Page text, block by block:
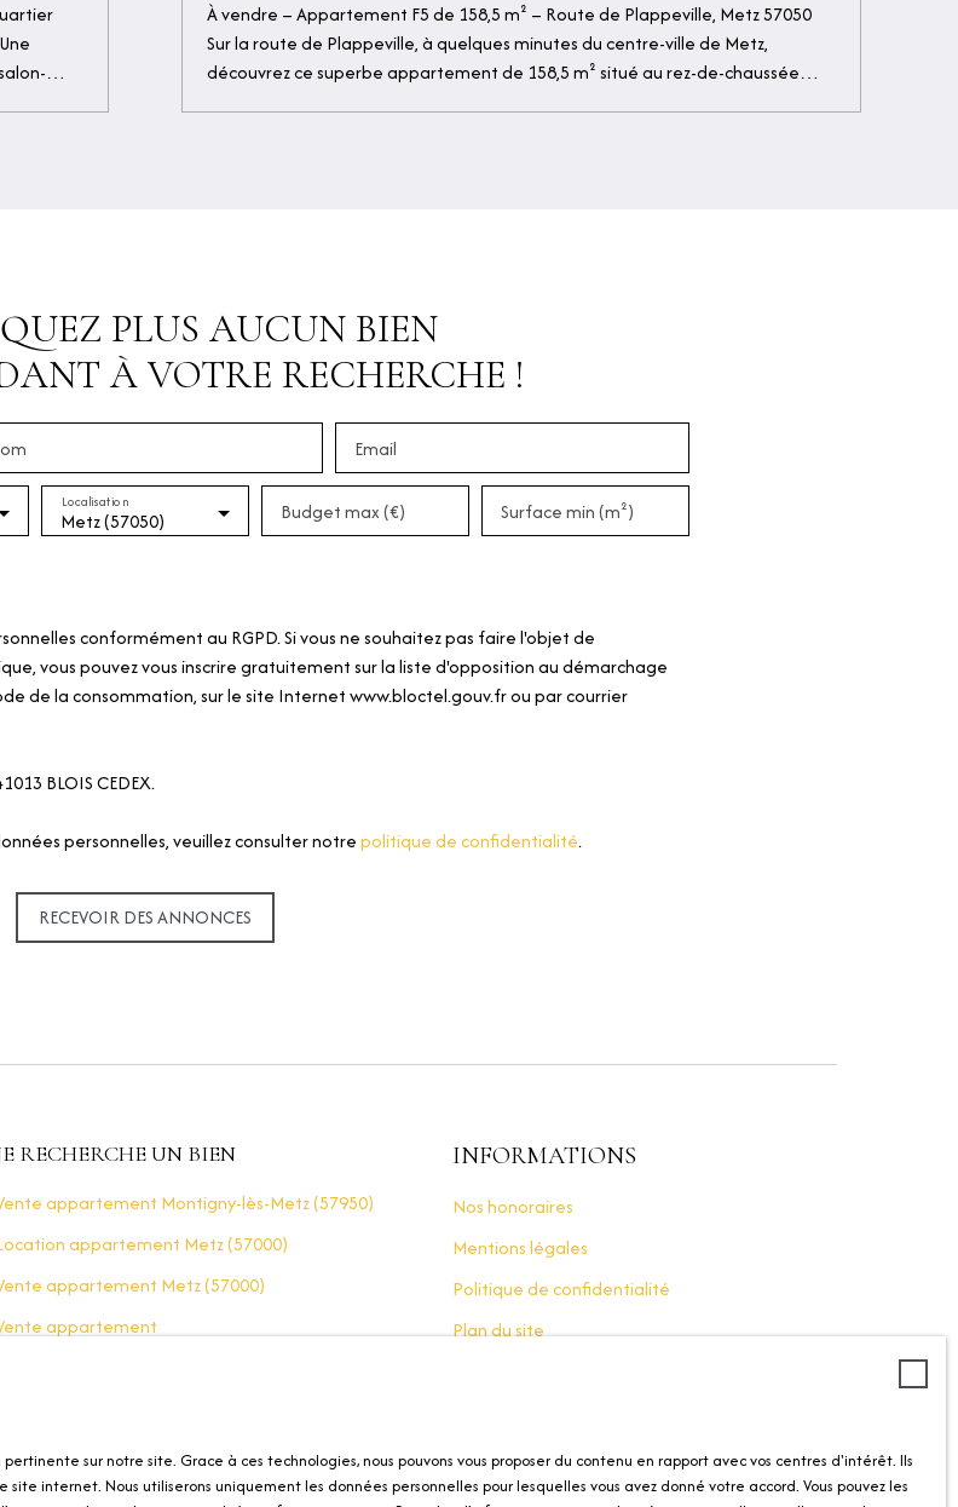
À vendre – Appartement F5 de 158,5 m² – Route de Plappeville, Metz 57050
Sur la route de Plappeville, à quelques minutes du centre-ville de Metz,
découvrez ce superbe appartement de 158,5 m² situé au rez-de-chaussée
WC séparés Côté extérieur, un jardin privatif à l’avant de l’immeuble offre un
agréable espace de verdure, rare à cet emplacement. Un garage fermé et
une cave viennent compléter l’ensemble. Le tout dans une petite copropriété
en cours de création, au sein d’un quartier résidentiel recherché, calme et
arboré, à proximité des commodités, des transports, des écoles et des accès
autoroutiers. Un bien rare par sa surface, son cachet et sa localisation. -
Informations complémentaires : - Surface Carrez : 158,50 m² - Chauffage
individuel gaz - DPE : E / GES : E - Copropriété en cours de création – Pas de
La belle hauteur sous plafond et les volumes - Le jardin privatif et le garage -
L’équilibre parfait entre vie de famille et élégance Intéressé(e) ? Contactez-
nous pour organiser une visite ou obtenir plus d’informations.
PLUS AUCUN BIEN
À VOTRE RECHERCHE !
Email
Metz (57050)
Localisation Budget max (€) Surface min (m²)
conformément au RGPD. Si vous ne souhaitez pas faire l'objet de
vous pouvez vous inscrire gratuitement sur la liste d'opposition au démarchage
de la consommation, sur le site Internet www.bloctel.gouv.fr ou par courrier
BLOIS CEDEX.
personnelles, veuillez consulter notrepolitique de confidentialité.
RECEVOIR DES ANNONCES
RECHERCHE UN BIEN
appartement Montigny-lès-Metz (57950)
appartement Metz (57000)
appartement Metz (57000)
appartement
INFORMATIONS
Nos honoraires
Mentions légales
Politique de confidentialité
Plan du site
sur notre site. Grace à ces technologies, nous pouvons vous proposer du contenu en rapport avec vos centres d'intérêt. Ils
internet. Nous utiliserons uniquement les données personnelles pour lesquelles vous avez donné votre accord. Vous pouvez les